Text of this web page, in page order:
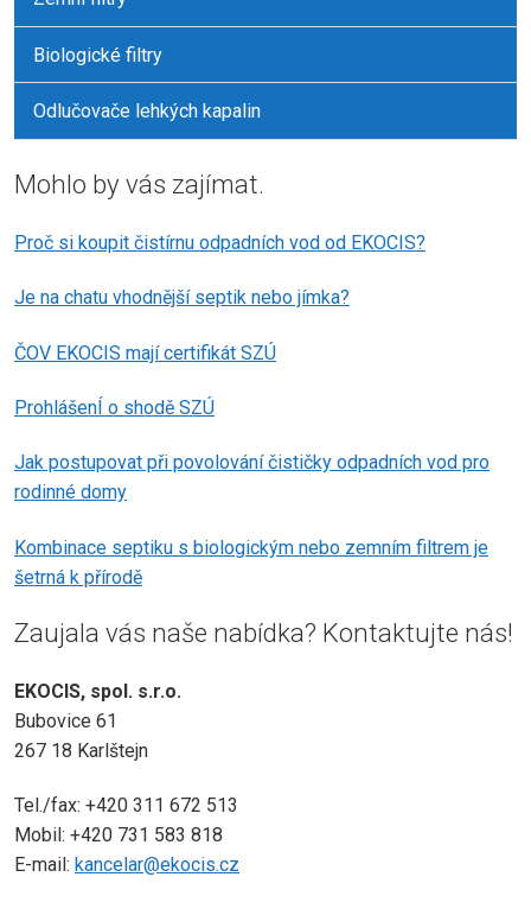
Biologické filtry
Odlučovače lehkých kapalin
Mohlo by vás zajímat.
Proč si koupit čistírnu odpadních vod od EKOCIS?
Je na chatu vhodnější septik nebo jímka?
ČOV EKOCIS mají certifikát SZÚ
ProhlášenÍ o shodě SZÚ
Jak postupovat při povolování čističky odpadních vod pro
rodinné domy
Kombinace septiku s biologickým nebo zemním filtrem je
šetrná k přírodě
Zaujala vás naše nabídka? Kontaktujte nás!
EKOCIS, spol. s.r.o.
Bubovice 61
267 18 Karlštejn
Tel./fax: +420 311 672 513
Mobil: +420 731 583 818
E-mail: kancelar@ekocis.cz